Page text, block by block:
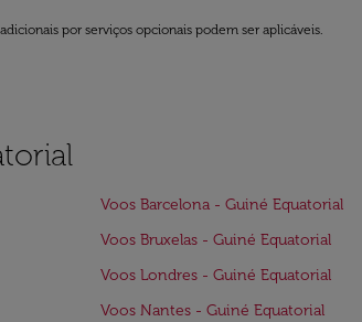
por serviços opcionais podem ser aplicáveis.
Voos Barcelona - Guiné Equatorial
Voos Bruxelas - Guiné Equatorial
Voos Londres - Guiné Equatorial
Voos Nantes - Guiné Equatorial